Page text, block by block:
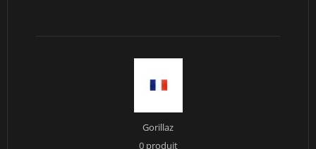
Gorillaz
0 produit